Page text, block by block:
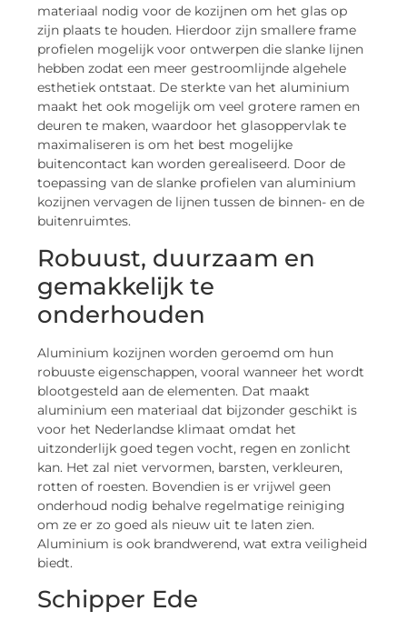
materiaal nodig voor de kozijnen om het glas op
zijn plaats te houden. Hierdoor zijn smallere frame
profielen mogelijk voor ontwerpen die slanke lijnen
hebben zodat een meer gestroomlijnde algehele
esthetiek ontstaat. De sterkte van het aluminium
maakt het ook mogelijk om veel grotere ramen en
deuren te maken, waardoor het glasoppervlak te
maximaliseren is om het best mogelijke
buitencontact kan worden gerealiseerd. Door de
toepassing van de slanke profielen van aluminium
kozijnen vervagen de lijnen tussen de binnen- en de
buitenruimtes.
Robuust, duurzaam en
gemakkelijk te
onderhouden
Aluminium kozijnen worden geroemd om hun
robuuste eigenschappen, vooral wanneer het wordt
blootgesteld aan de elementen. Dat maakt
aluminium een materiaal dat bijzonder geschikt is
voor het Nederlandse klimaat omdat het
uitzonderlijk goed tegen vocht, regen en zonlicht
kan. Het zal niet vervormen, barsten, verkleuren,
rotten of roesten. Bovendien is er vrijwel geen
onderhoud nodig behalve regelmatige reiniging
om ze er zo goed als nieuw uit te laten zien.
Aluminium is ook brandwerend, wat extra veiligheid
biedt.
Schipper Ede